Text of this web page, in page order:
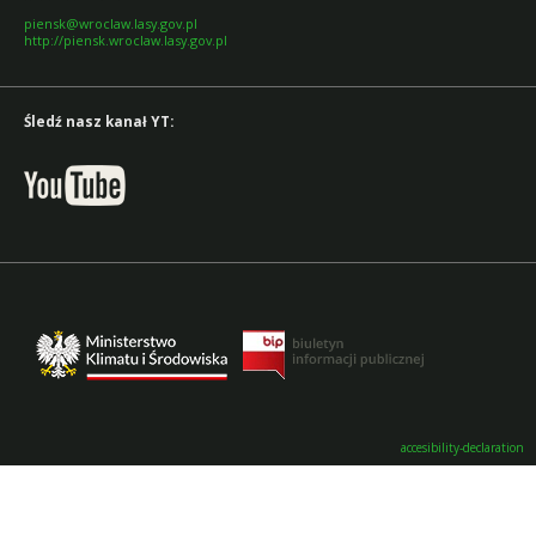
piensk@wroclaw.lasy.gov.pl
http://piensk.wroclaw.lasy.gov.pl
Śledź nasz kanał YT:
accesibility-declaration